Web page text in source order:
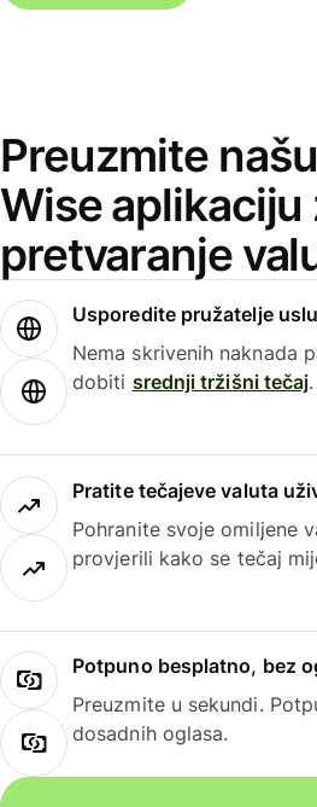
Preuzmite
Wise aplikaciju
pretvaranje
Usporedite pružatelje
Nema skrivenih naknada
dobiti srednji tržišni tečaj.
Pratite tečajeve valuta
Pohranite svoje omiljene
provjerili kako se tečaj
Potpuno besplatno, bez
Preuzmite u sekundi.
dosadnih oglasa.